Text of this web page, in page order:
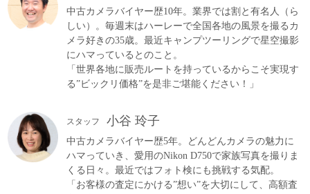
中古カメラバイヤー歴10年。業界では割と有名人（ら
しい）。毎週末はハーレーで全国各地の風景を撮るカ
メラ好きの35歳。最近キャンプツーリングで星空撮影
にハマっているとのこと。
「世界各地に販売ルートを持っているからこそ実現す
る”ビックリ価格”を是非ご堪能ください！」
スタッフ 小谷 玲子
中古カメラバイヤー歴5年。どんどんカメラの魅力に
ハマっていき、愛用のNikon D750で家族写真を撮りま
くる日々。最近ではフォト検にも挑戦する気配。
「お客様の査定にかける”想い”を大切にして、高額査